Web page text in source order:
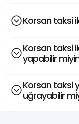
Korsan taksi
Korsan taksi
yapabilir
Korsan taksi
uğrayabilir